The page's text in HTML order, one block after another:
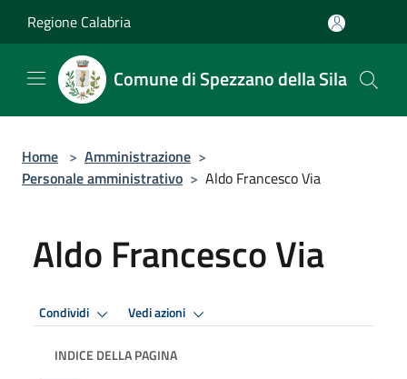
Regione Calabria
Comune di Spezzano della Sila
Home > Amministrazione >
Personale amministrativo > Aldo Francesco Via
Aldo Francesco Via
Condividi Vedi azioni
INDICE DELLA PAGINA